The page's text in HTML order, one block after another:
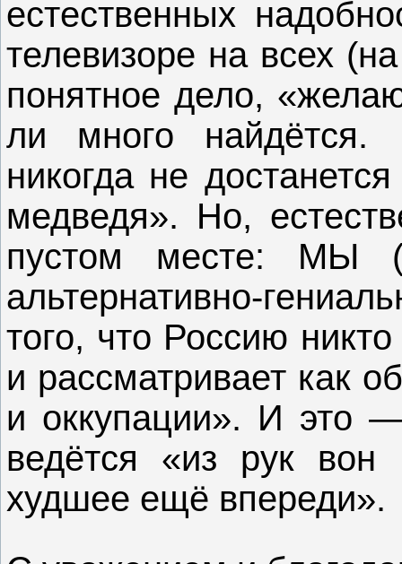
естественных
телевизоре на всех
понятное дело,
ли много найдётся.
никогда не
медведя». Но,
пустом месте: МЫ
альтернативно-
того, что Россию
и рассматривает как
и оккупации». И это
ведётся «из рук
худшее ещё впереди».